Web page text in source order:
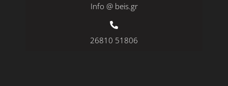
Info @ beis.gr
26810 51806